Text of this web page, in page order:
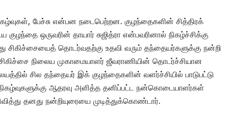
பேச்சு என்பன நடைபெற்றன. குழந்தைகளின் சித்திரக்
ஒருவரின் தாயார் சுஜித்ரா என்பவரினால் நிகழ்ச்சிக்கு
சிகிச்சையைத் தொடர்வதற்கு உதவி வரும் தந்தையர்களுக்கு நன்றி
நிலைய முகாமையாளர் ஜீவராணியின் தொடர்ச்சியான
சில தந்தையர் இக் குழந்தைகளின் வளர்ச்சியில் பாடுபட்டு
ஆதரவு அளித்த தனிப்பட்ட நன்கொடையாளர்கள்
தனது நன்றியுரையை முடித்துக்கொண்டார்.